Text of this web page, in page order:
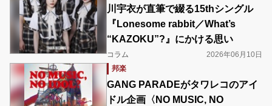
川宇衣が直筆で綴る15thシングル
『Lonesome rabbit／What’s
“KAZOKU”?』にかける思い
コラム
2026年06月10日
邦楽
GANG PARADEがタワレコのアイ
ドル企画〈NO MUSIC, NO